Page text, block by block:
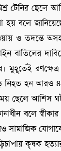
টেনির
হয় বলে
ও তদন্তে
বাতিলের
নিহত হন আরও ৪
ছেলে আশিস
বলে
সামাজিক
কৃষক